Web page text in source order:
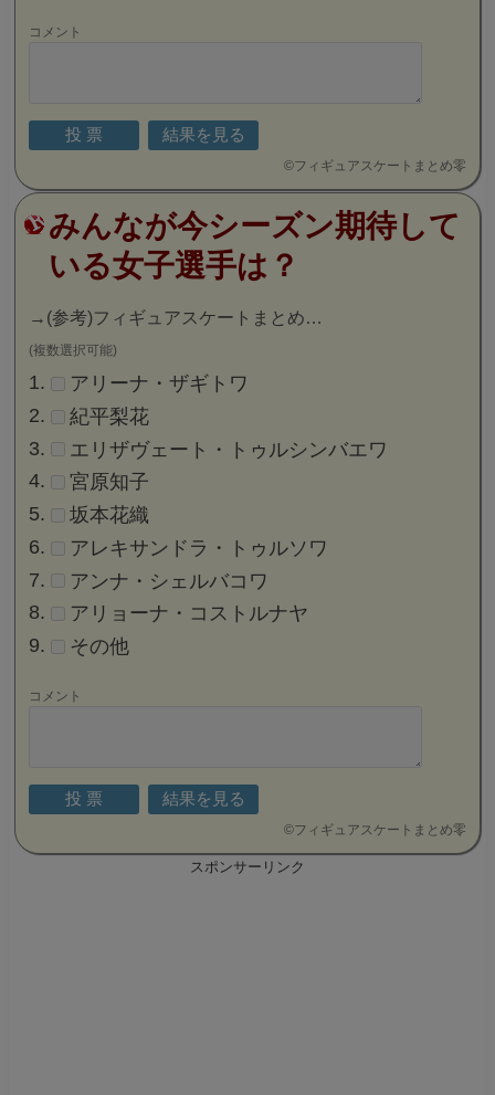
コメント
©フィギュアスケートまとめ零
みんなが今シーズン期待して
いる女子選手は？
→ (参考)フィギュアスケートまとめ…
(複数選択可能)
アリーナ・ザギトワ
紀平梨花
エリザヴェート・トゥルシンバエワ
宮原知子
坂本花織
アレキサンドラ・トゥルソワ
アンナ・シェルバコワ
アリョーナ・コストルナヤ
その他
コメント
©フィギュアスケートまとめ零
スポンサーリンク